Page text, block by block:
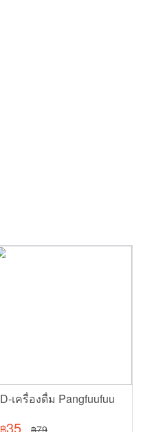
D-เครื่องดื่ม Pangfuufuu
฿35 ฿79